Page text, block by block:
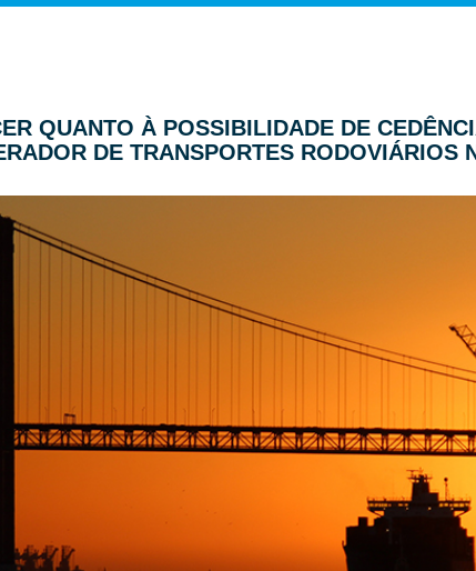
QUANTO À POSSIBILIDADE DE
DE TRANSPORTES RODOVIÁRIOS